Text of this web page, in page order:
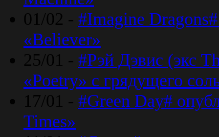
01/02 - #Imagine
«Believer»
25/01 - #Рэй Дэвис (экс
«Poetry» с грядущего
17/01 - #Green Day#
Times»